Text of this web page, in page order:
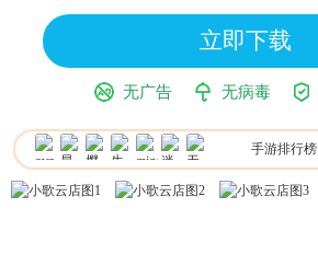
立即下载
无广告 无病毒
手游排行榜